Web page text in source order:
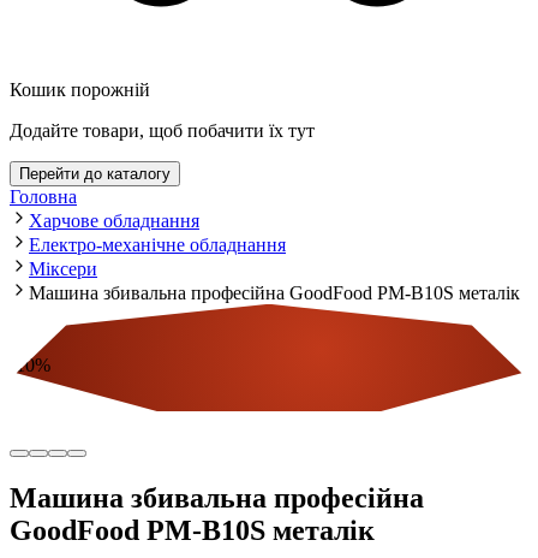
Кошик порожній
Додайте товари, щоб побачити їх тут
Перейти до каталогу
Головна
Харчове обладнання
Електро-механічне обладнання
Міксери
Машина збивальна професійна GoodFood PM-B10S металік
10%
Машина збивальна професійна
GoodFood PM-B10S металік